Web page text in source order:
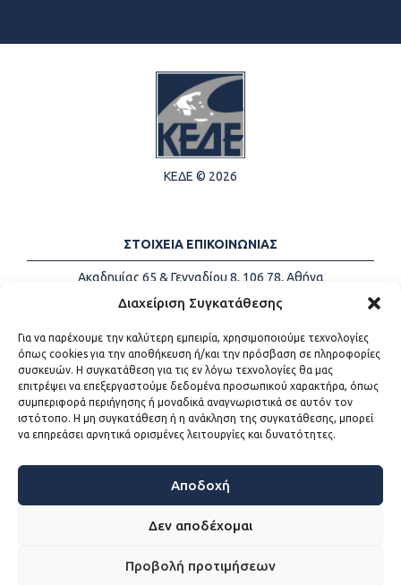
Διαχείριση Συγκατάθεσης
Για να παρέχουμε την καλύτερη εμπειρία, χρησιμοποιούμε τεχνολογίες
όπως cookies για την αποθήκευση ή/και την πρόσβαση σε πληροφορίες
συσκευών. Η συγκατάθεση για τις εν λόγω τεχνολογίες θα μας
επιτρέψει να επεξεργαστούμε δεδομένα προσωπικού χαρακτήρα, όπως
συμπεριφορά περιήγησης ή μοναδικά αναγνωριστικά σε αυτόν τον
ιστότοπο. Η μη συγκατάθεση ή η ανάκληση της συγκατάθεσης, μπορεί
να επηρεάσει αρνητικά ορισμένες λειτουργίες και δυνατότητες.
Αποδοχή
Δεν αποδέχομαι
Προβολή προτιμήσεων
ΚΕΔΕ © 2026
ΣΤΟΙΧΕΙΑ ΕΠΙΚΟΙΝΩΝΙΑΣ
Ακαδημίας 65 & Γενναδίου 8, 106 78, Αθήνα
Τηλέφωνα:
+30 213-2147500
Email:
info@kede.gr
ΧΡΗΣΙΜΟΙ ΣΥΝΔΕΣΜΟΙ
Η ΚΕΔΕ
Sitemap
Προσβασιμότητα
Όροι χρήσης
WEB DEVELOPMENT BY ΕΓΚΡΙΤΟΣ GROUP - ΣΥΝΕΡΓΑΣΙΑ Α.Ε.